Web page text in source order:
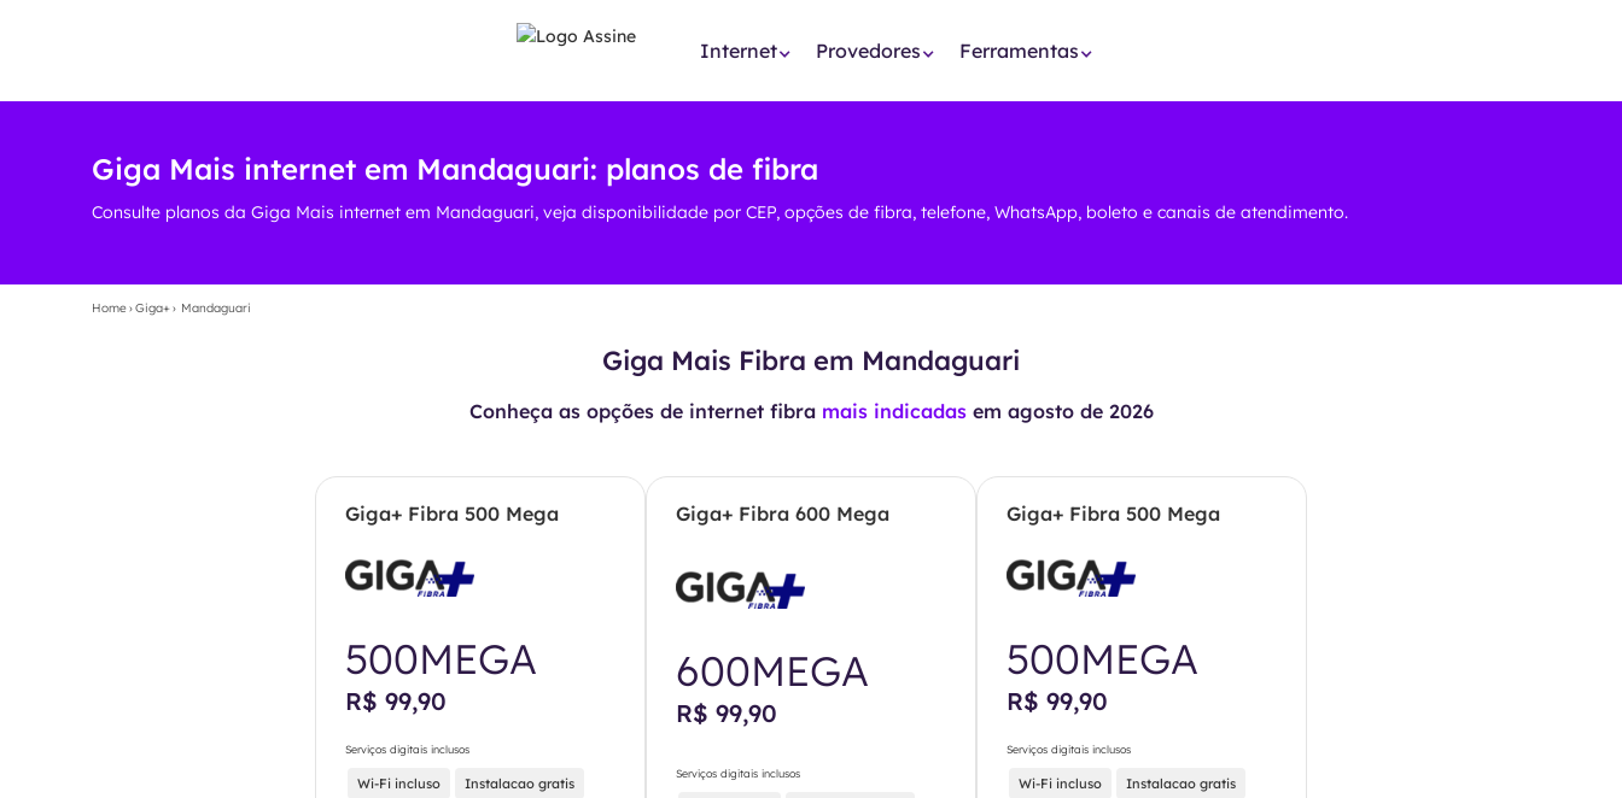
Internet Provedores Ferramentas
Giga Mais internet em Mandaguari: planos de fibra
Consulte planos da Giga Mais internet em Mandaguari, veja disponibilidade por CEP, opções de fibra, telefone, WhatsApp, boleto e canais de atendimento.
Home›Giga+› Mandaguari
Giga Mais Fibra em Mandaguari
Conheça as opções de internet fibra mais indicadasem agosto de 2026
Giga+ Fibra 500 Mega
500MEGA
R$ 99,90
Serviços digitais inclusos
Wi-Fi incluso Instalacao gratis
Giga+ Fibra 600 Mega
600MEGA
R$ 99,90
Serviços digitais inclusos
Giga+ Fibra 500 Mega
500MEGA
R$ 99,90
Serviços digitais inclusos
Wi-Fi incluso Instalacao gratis